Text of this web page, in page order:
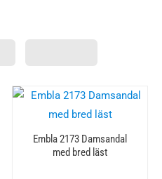
Embla 2173 Damsandal
med bred läst